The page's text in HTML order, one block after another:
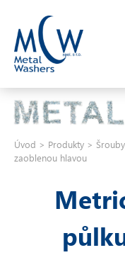
content
Úvod > Produkty > Šrouby
zaoblenou hlavou